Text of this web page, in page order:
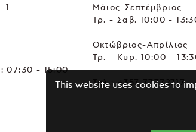
1
07:30 - 15:00
Μάιος-Σεπτέμβριος
Τρ. - Σαβ. 10:00 -
Οκτώβριος-Απρίλιος
Τρ. - Κυρ. 10:00 -
Τηλ.:+357 77772717
This website uses cookies to